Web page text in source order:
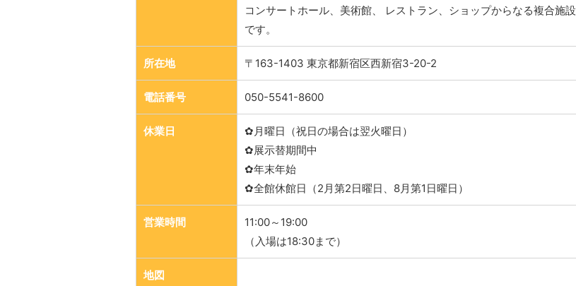
コンサートホール、美術館、 レストラン、ショップからなる複合施設
です。
所在地 〒163-1403 東京都新宿区西新宿3-20-2
電話番号 050-5541-8600
休業日
✿月曜日（祝日の場合は翌火曜日）
✿展示替期間中
✿年末年始
✿全館休館日（2月第2日曜日、8月第1日曜日）
営業時間
11:00～19:00
（入場は18:30まで）
地図